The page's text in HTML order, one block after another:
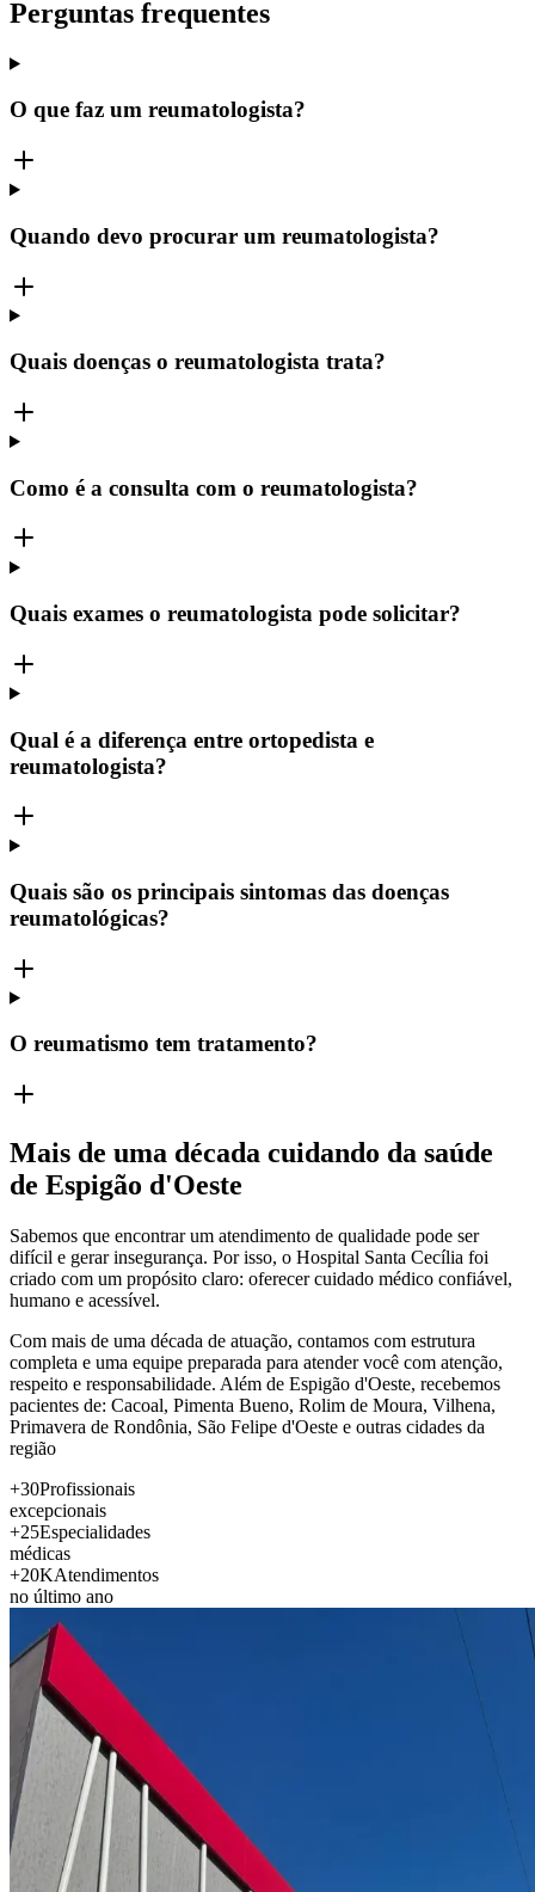
Perguntas frequentes
O que faz um reumatologista?
Quando devo procurar um reumatologista?
Quais doenças o reumatologista trata?
Como é a consulta com o reumatologista?
Quais exames o reumatologista pode solicitar?
Qual é a diferença entre ortopedista e
reumatologista?
Quais são os principais sintomas das doenças
reumatológicas?
O reumatismo tem tratamento?
Mais de uma década cuidando da saúde
de Espigão d'Oeste
Sabemos que encontrar um atendimento de qualidade pode ser
difícil e gerar insegurança. Por isso, o Hospital Santa Cecília foi
criado com um propósito claro: oferecer cuidado médico confiável,
humano e acessível.
Com mais de uma década de atuação, contamos com estrutura
completa e uma equipe preparada para atender você com atenção,
respeito e responsabilidade. Além de Espigão d'Oeste, recebemos
pacientes de: Cacoal, Pimenta Bueno, Rolim de Moura, Vilhena,
Primavera de Rondônia, São Felipe d'Oeste e outras cidades da
região
+30Profissionais
excepcionais
+25Especialidades
médicas
+20KAtendimentos
no último ano